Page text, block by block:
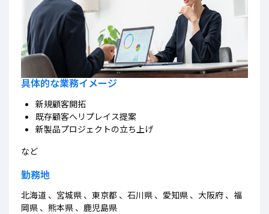
具体的な業務イメージ
新規顧客開拓
既存顧客へリプレイス提案
新製品プロジェクトの立ち上げ
など
勤務地
北海道 、宮城県 、東京都 、石川県 、愛知県 、大阪府 、福
岡県 、熊本県 、鹿児島県